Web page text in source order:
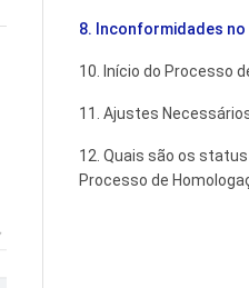
8. Inconformidades
10. Início do Processo
11. Ajustes
12. Quais são os
Processo de